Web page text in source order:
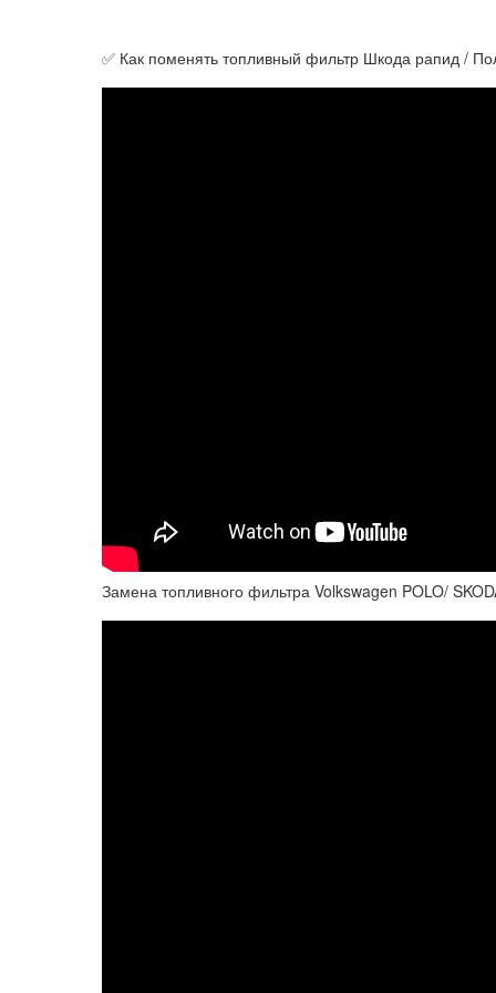
✅ Как поменять топливный фильтр Шкода рапид /
Замена топливного фильтра Volkswagen POLO/